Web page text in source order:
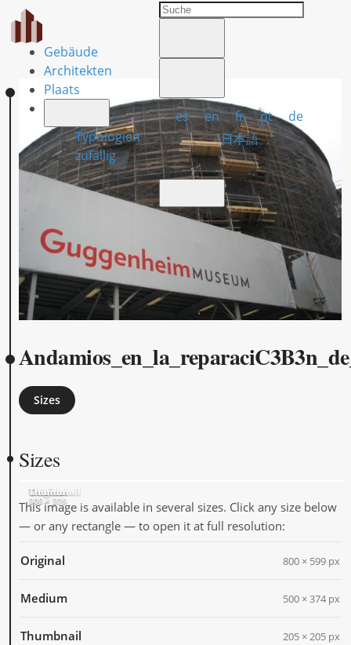
Gebäude
Architekten
Plaats
Typologien
zufällig
es en fr pt
de
日本語
Sizes
Sizes
Original
800 × 599
Medium
500 × 374
Thumbnail
205 × 205
This image is available in several sizes. Click any size below
— or any rectangle — to open it at full resolution:
Original 800 × 599 px
Medium 500 × 374 px
Thumbnail 205 × 205 px